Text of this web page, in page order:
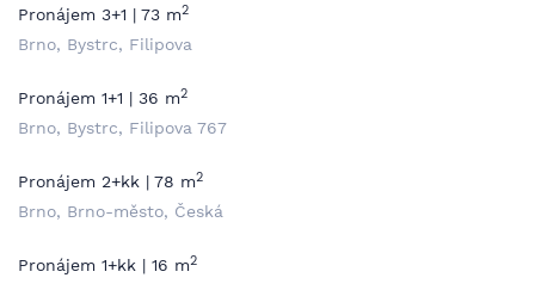
Pronájem 3+1 | 73 m2
Brno, Bystrc, Filipova
Pronájem 1+1 | 36 m2
Brno, Bystrc, Filipova 767
Pronájem 2+kk | 78 m2
Brno, Brno-město, Česká
Pronájem 1+kk | 16 m2